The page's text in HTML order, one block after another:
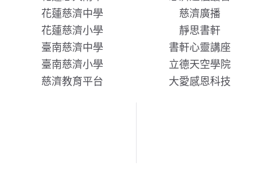
花蓮慈濟中學
花蓮慈濟小學
臺南慈濟中學
臺南慈濟小學
慈濟教育平台
慈濟廣播
靜思書軒
書軒心靈講座
立德天空學院
大愛感恩科技